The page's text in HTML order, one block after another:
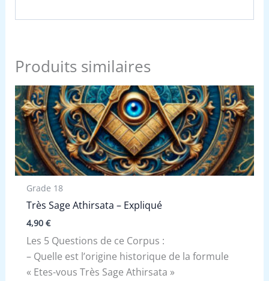
Produits similaires
Grade 18
Très Sage Athirsata – Expliqué
4,90 €
Les 5 Questions de ce Corpus :
– Quelle est l’origine historique de la formule
« Etes-vous Très Sage Athirsata »